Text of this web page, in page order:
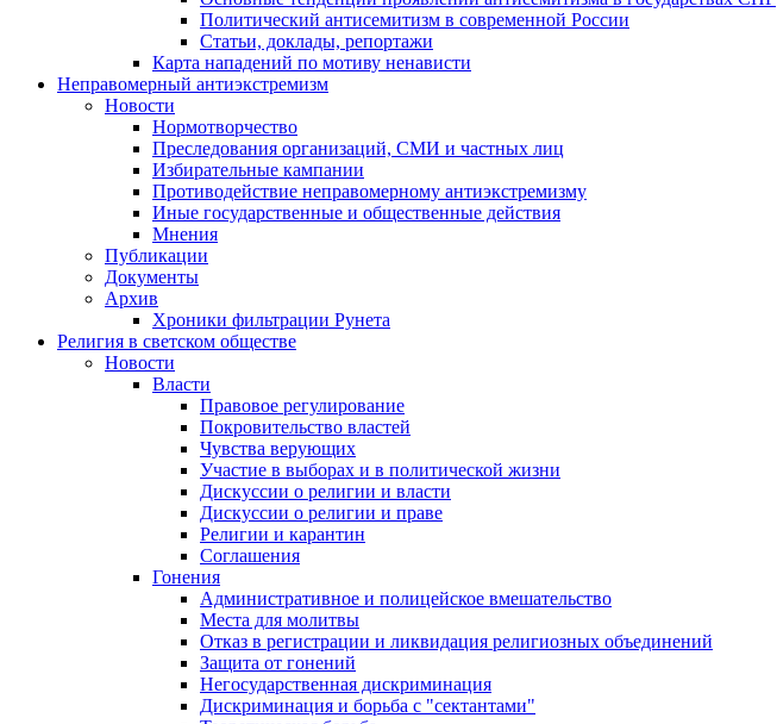
Политический антисемитизм в современной России
Статьи, доклады, репортажи
Карта нападений по мотиву ненависти
Неправомерный антиэкстремизм
Новости
Нормотворчество
Преследования организаций, СМИ и частных лиц
Избирательные кампании
Противодействие неправомерному антиэкстремизму
Иные государственные и общественные действия
Мнения
Публикации
Документы
Архив
Хроники фильтрации Рунета
Религия в светском обществе
Новости
Власти
Правовое регулирование
Покровительство властей
Чувства верующих
Участие в выборах и в политической жизни
Дискуссии о религии и власти
Дискуссии о религии и праве
Религии и карантин
Соглашения
Гонения
Административное и полицейское вмешательство
Места для молитвы
Отказ в регистрации и ликвидация религиозных объединений
Защита от гонений
Негосударственная дискриминация
Дискриминация и борьба с "сектантами"